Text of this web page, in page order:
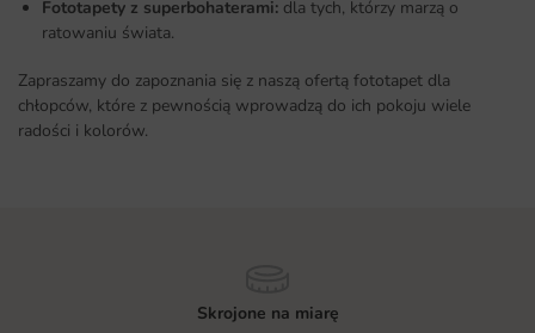
Fototapety z superbohaterami: dla tych, którzy marzą o
ratowaniu świata.
Zapraszamy do zapoznania się z naszą ofertą fototapet dla
chłopców, które z pewnością wprowadzą do ich pokoju wiele
radości i kolorów.
Skrojone na miarę